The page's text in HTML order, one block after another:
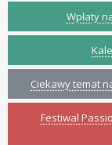
Wpłaty
Ciekawy temat
Festiwal